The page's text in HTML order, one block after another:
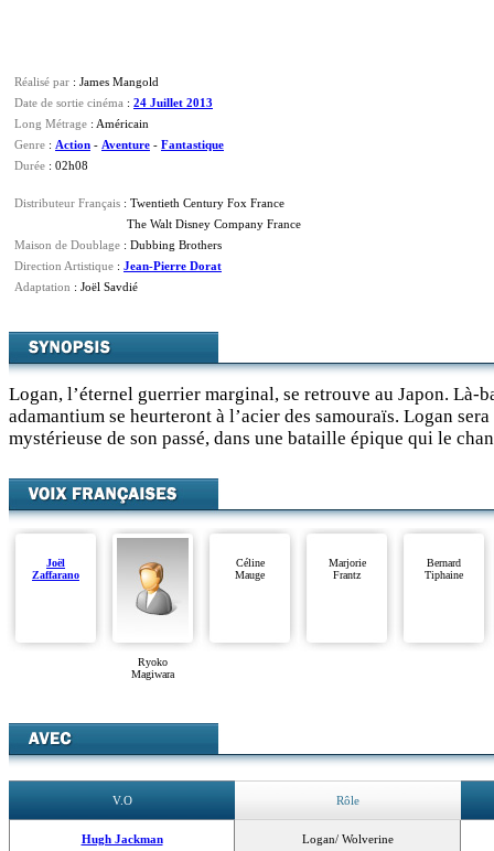
Réalisé par : James Mangold
Date de sortie cinéma : 24 Juillet 2013
Long Métrage : Américain
Genre : Action - Aventure - Fantastique
Durée : 02h08
Distributeur Français : Twentieth Century Fox France
The Walt Disney Company France
Maison de Doublage : Dubbing Brothers
Direction Artistique : Jean-Pierre Dorat
Adaptation : Joël Savdié
Logan, l’éternel guerrier marginal, se retrouve au Japon. Là-
adamantium se heurteront à l’acier des samouraïs. Logan
mystérieuse de son passé, dans une bataille épique qui le
Joël
Zaffarano
Ryoko
Magiwara
Céline
Mauge
Marjorie
Frantz
Bernard
Tiphaine
V.O Rôle
Hugh Jackman Logan/ Wolverine